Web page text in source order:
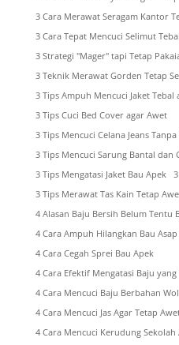
3 Cara Merawat Seragam Kantor
3 Cara Tepat Mencuci Selimut Tebal
3 Strategi "Mager" tapi Tetap
3 Teknik Merawat Gorden Tetap
3 Tips Ampuh Mencuci Jaket
3 Tips Cuci Bed Cover agar Awet
3 Tips Mencuci Celana Jeans
3 Tips Mencuci Sarung Bantal dan
3 Tips Mengatasi Jaket Bau Apek
3 Tips Merawat Tas Kain Tetap
4 Alasan Baju Bersih Belum Tentu
4 Cara Ampuh Hilangkan Bau
4 Cara Cegah Sprei Bau Apek
4 Cara Efektif Mengatasi Baju
4 Cara Mencuci Baju Berbahan Wol
4 Cara Mencuci Jas Agar Tetap
4 Cara Mencuci Kerudung